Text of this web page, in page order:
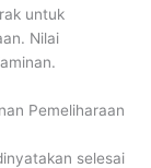
untuk
Nilai
Pemeliharaan
selesai